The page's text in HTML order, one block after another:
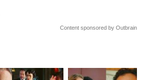
Content sponsored by Outbrain